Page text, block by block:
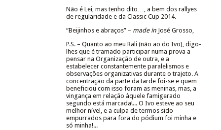
Não é Lei, mas tenho dito…, a bem dos rallyes
de regularidade e da Classic Cup 2014.
“Beijinhos e abraços” – made inJosé Grosso,
P.S. – Quanto ao meu Rali (não ao do Ivo), digo-
lhes que é tramado participar numa prova a
pensar na Organização de outra, e a
estabelecer constantemente paralelismos e
observações organizativas durante o trajeto. A
concentração da parte da tarde foi-se e quem
beneficiou com isso foram as meninas, mas, a
vingança em relação àquele famigerado
segundo está marcada!... O Ivo esteve ao seu
melhor nível, e a culpa de termos sido
empurrados para fora do pódium foi minha e
só minha!...